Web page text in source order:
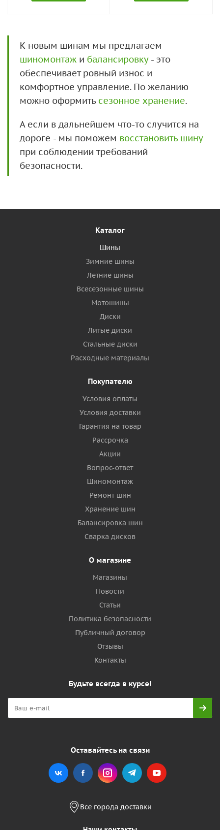
К новым шинам мы предлагаем
шиномонтаж и балансировку- это
обеспечивает ровный износ и
комфортное управление. По желанию
можно оформить сезонное хранение.
А если в дальнейшем что-то случится на
дороге - мы поможем восстановить шину
при соблюдении требований
безопасности.
Каталог
Шины
Зимние шины
Летние шины
Всесезонные шины
Мотошины
Диски
Литые диски
Стальные диски
Расходные материалы
Покупателю
Условия оплаты
Условия доставки
Гарантия на товар
Рассрочка
Акции
Вопрос-ответ
Шиномонтаж
Ремонт шин
Хранение шин
Балансировка шин
Сварка дисков
О магазине
Магазины
Новости
Статьи
Политика безопасности
Публичный договор
Отзывы
Контакты
Будьте всегда в курсе!
Оставайтесь на связи
Все города доставки